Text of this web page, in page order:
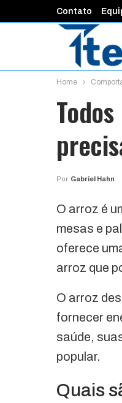
Contato
Home
Por Gabriel Hahn
O arroz é
mesas e
oferece
arroz que
O arroz
fornecer
saúde,
popular.
Quais